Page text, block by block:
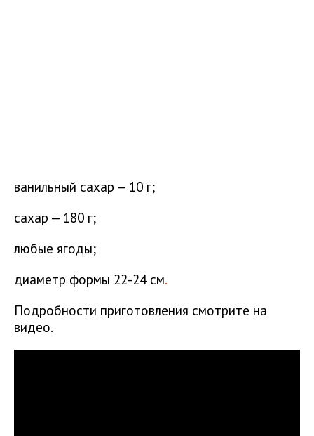
ванильный сахар — 10 г;
сахар — 180 г;
любые ягоды;
диаметр формы 22-24 см.
Подробности приготовления смотрите на
видео.